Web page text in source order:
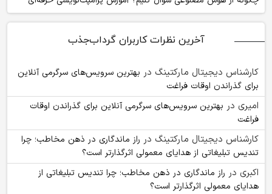
آخرین نظرات کاربران گرداب‌جذب
کارشناس دیجیتال مارکتینگ در بهترین سرویس‌های سرگرمی آنلاین
برای گذراندن اوقات فراغت
امیری در بهترین سرویس‌های سرگرمی آنلاین برای گذراندن اوقات
فراغت
کارشناس دیجیتال مارکتینگ در راز ماندگاری در ذهن مخاطب؛ چرا
تندیس تبلیغاتی از هدایای معمولی اثرگذارتر است؟
اکبری در راز ماندگاری در ذهن مخاطب؛ چرا تندیس تبلیغاتی از
هدایای معمولی اثرگذارتر است؟